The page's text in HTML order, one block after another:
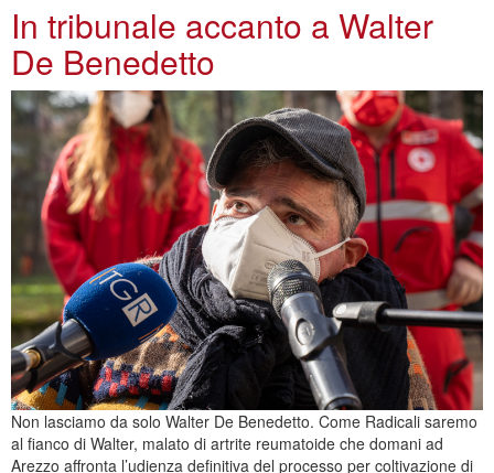
In tribunale accanto a Walter
De Benedetto
Non lasciamo da solo Walter De Benedetto. Come Radicali saremo
al fianco di Walter, malato di artrite reumatoide che domani ad
Arezzo affronta l’udienza definitiva del processo per coltivazione di